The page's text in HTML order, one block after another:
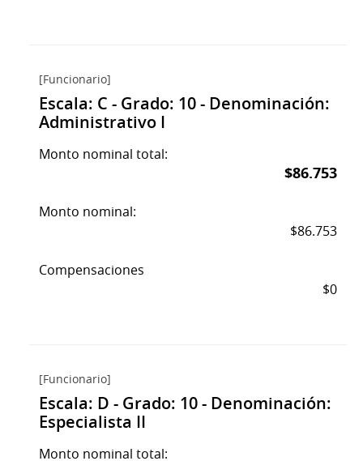
[Funcionario]
Escala: C - Grado: 10 - Denominación:
Administrativo I
Monto nominal total:
$86.753
Monto nominal:
$86.753
Compensaciones
$0
[Funcionario]
Escala: D - Grado: 10 - Denominación:
Especialista II
Monto nominal total: